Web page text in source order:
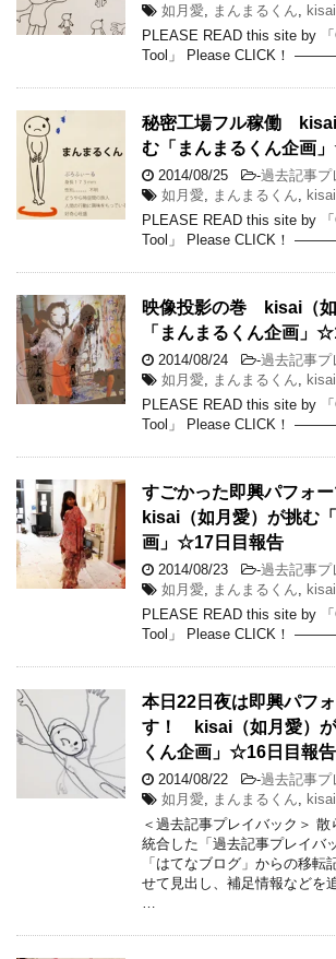
如月愛
まんまるくん
kisai
PLEASE READ this site by
Tool」 Please CLICK！
秘密工場フル稼働
む「まんまるくん企画
2014/08/25 -過去記事プ
如月愛
まんまるくん
kisai
PLEASE READ this site by
Tool」 Please CLICK！
映像投影の巻 kisai（
「まんまるくん企画」
2014/08/24 -過去記事プ
如月愛
まんまるくん
kisai
PLEASE READ this site by
Tool」 Please CLICK！
すごかった即興パフォ
kisai（如月愛）が挑む
画」☆17日目報告
2014/08/23 -過去記事プ
如月愛
まんまるくん
kisai
PLEASE READ this site by
Tool」 Please CLICK！
本日22日夜は即興パフ
す！ kisai（如月愛）が
くん企画」☆16日目報告
2014/08/22 -過去記事プ
如月愛
まんまるくん
kisai
＜過去記事プレイバック＞
統合した「過去記事プレイバ
「はてなブログ」からの移転
せて見出し、補足情報などを